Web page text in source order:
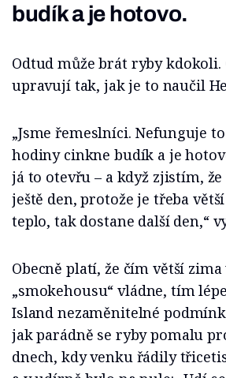
budík a je hotovo.
Odtud může brát ryby kdokoli.
upravují tak, jak je to naučil
„Jsme řemeslníci. Nefunguje
hodiny cinkne budík a je
já to otevřu – a když zjistím,
ještě den, protože je třeba
teplo, tak dostane další den,“
Obecně platí, že čím větší zima
„smokehousu“ vládne, tím
Island nezaměnitelné
jak parádně se ryby pomalu
dnech, kdy venku řádily